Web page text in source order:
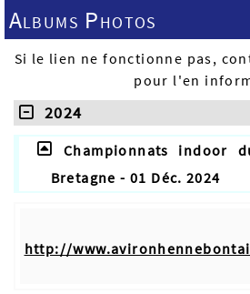
Albums Photos
Si le lien ne fonctionne pas,
pour l'en
2024
Championnats indoor
Bretagne - 01 Déc. 2024
http://